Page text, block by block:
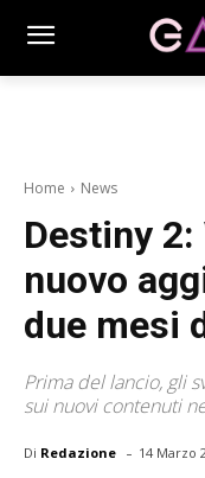
Home News
Destiny 2:
nuovo
due mesi
Prima del lancio, gli
sui nuovi contenuti
Di Redazione - 14 Marzo